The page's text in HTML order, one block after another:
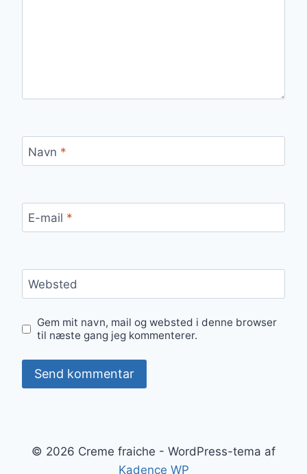
Navn *
E-mail *
Websted
Gem mit navn, mail og websted i denne browser
til næste gang jeg kommenterer.
© 2026 Creme fraiche - WordPress-tema af
Kadence WP